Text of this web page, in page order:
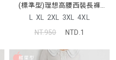
(標準型)理想高腰西裝長褲
MISS. 中大尺碼褲子
L XL 2XL 3XL 4XL
NT.950
NTD.1